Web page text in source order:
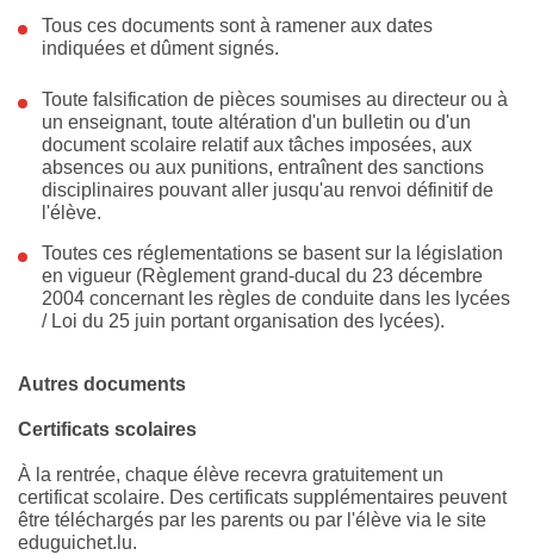
Tous ces documents sont à ramener aux dates
indiquées et dûment signés.
Toute falsification de pièces soumises au directeur ou à
un enseignant, toute altération d'un bulletin ou d'un
document scolaire relatif aux tâches imposées, aux
absences ou aux punitions, entraînent des sanctions
disciplinaires pouvant aller jusqu'au renvoi définitif de
l'élève.
Toutes ces réglementations se basent sur la législation
en vigueur (Règlement grand-ducal du 23 décembre
2004 concernant les règles de conduite dans les lycées
/ Loi du 25 juin portant organisation des lycées).
Autres documents
Certificats scolaires
À la rentrée, chaque élève recevra gratuitement un
certificat scolaire. Des certificats supplémentaires peuvent
être téléchargés par les parents ou par l'élève via le site
eduguichet.lu.